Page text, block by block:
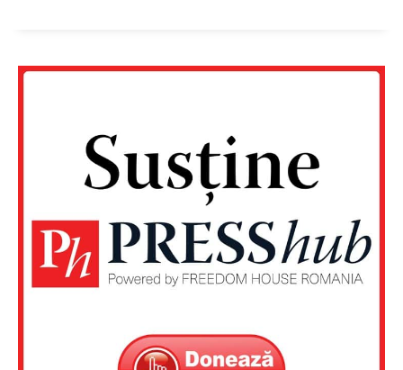
FREEDOM HOUSE ROMÂNIA
PRESShub
Despre noi / Echipa